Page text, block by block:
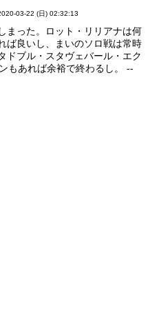
03-22 (日) 02:32:13
まった。ロット・リリアナは何
ば良いし、まいのソロ戦は常時
ドブル・スタヴェバール・エク
もあれば余裕で終わるし。 --